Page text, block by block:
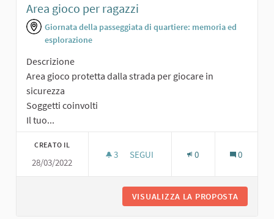
Area gioco per ragazzi
Giornata della passeggiata di quartiere: memoria ed
esplorazione
Descrizione
Area gioco protetta dalla strada per giocare in
sicurezza
Soggetti coinvolti
Il tuo...
CREATO IL
28/03/2022
3 3 SOSTENITORI
SEGUI 0 0
VISUALIZZA LA PROPOSTA